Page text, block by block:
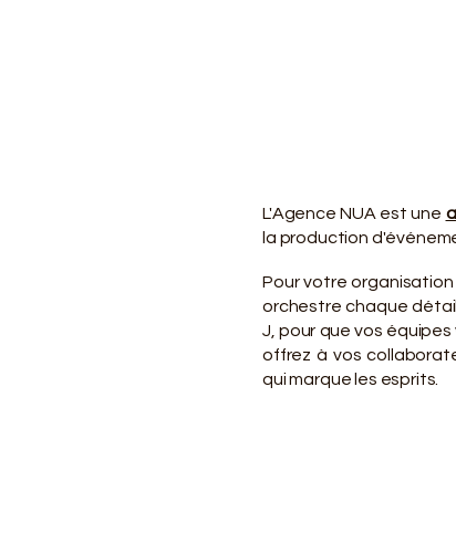
L'Agence NUA est une
la production
Pour votre
orchestre chaque
J, pour que vos
offrez à vos
qui marque les esprits.